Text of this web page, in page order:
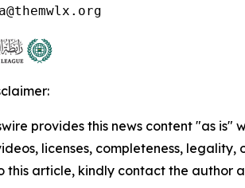
provides this news content "as
licenses, completeness,
this article, kindly contact the author